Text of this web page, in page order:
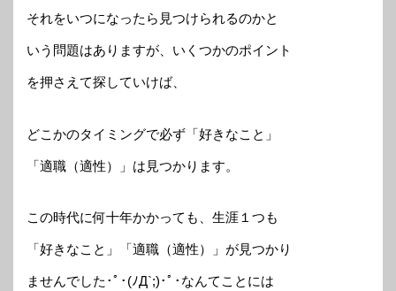
それをいつになったら見つけられるのかと
いう問題はありますが、いくつかのポイント
を押さえて探していけば、
どこかのタイミングで必ず「好きなこと」
「適職（適性）」は見つかります。
この時代に何十年かかっても、生涯１つも
「好きなこと」「適職（適性）」が見つかり
ませんでした･ﾟ･(ﾉД`;)･ﾟ･なんてことには